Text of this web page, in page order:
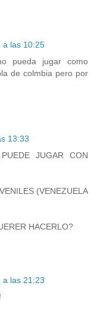
a las 10:25
pueda jugar como
de colmbia pero por
13:33
JUGAR CON
(VENEZUELA
HACERLO?
a las 21:23